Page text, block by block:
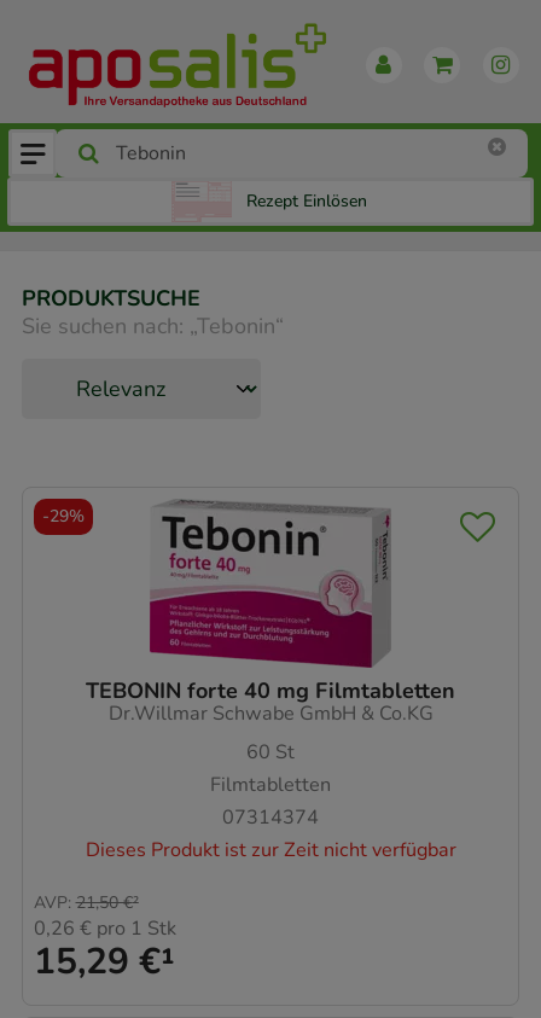
Rezept Einlösen
PRODUKTSUCHE
Sie suchen nach: „Tebonin“
TEBONIN forte 40 mg Filmtabletten
Dr.Willmar Schwabe GmbH & Co.KG
60 St
Filmtabletten
07314374
Dieses Produkt ist zur Zeit nicht verfügbar
15,29 €¹
AVP: 21,50 €²
0,26 € pro 1 Stk
-29%